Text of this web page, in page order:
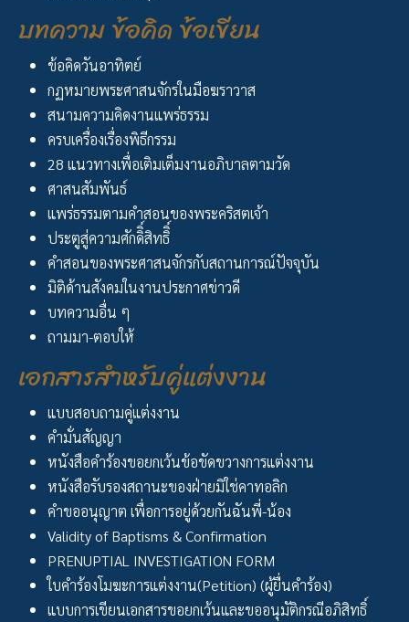
บทความ ข้อคิด ข้อเขียน
ข้อคิดวันอาทิตย์
กฏหมายพระศาสนจักรในมือฆราวาส
สนามความคิดงานแพร่ธรรม
ครบเครื่องเรื่องพิธีกรรม
28 แนวทางเพื่อเติมเต็มงานอภิบาลตามวัด
ศาสนสัมพันธ์
แพร่ธรรมตามคำสอนของพระคริสตเจ้า
ประตูสู่ความศักดิิ์สิทธิิ์
คำสอนของพระศาสนจักรกับสถานการณ์ปัจจุบัน
มิติด้านสังคมในงานประกาศข่าวดี
บทความอื่น ๆ
ถามมา-ตอบให้
เอกสารสำหรับคู่แต่งงาน
แบบสอบถามคู่แต่งงาน
คำมั่นสัญญา
หนังสือคำร้องขอยกเว้นข้อขัดขวางการแต่งงาน
หนังสือรับรองสถานะของฝ่ายมิใช่คาทอลิก
คำขออนุญาต เพื่อการอยู่ด้วยกันฉันพี่-น้อง
Validity of Baptisms & Confirmation
PRENUPTIAL INVESTIGATION FORM
ใบคำร้องโมฆะการแต่งงาน(Petition) (ผู้ยื่นคำร้อง)
แบบการเขียนเอกสารขอยกเว้นและขออนุมัติกรณีอภิสิทธิ์